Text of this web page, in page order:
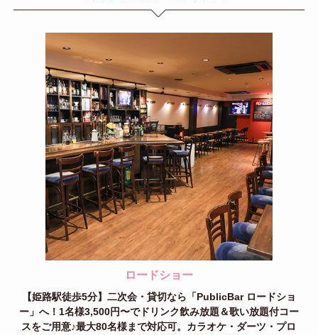
ロードショー
【姫路駅徒歩5分】二次会・貸切なら「PublicBar ロードショ
ー」へ！1名様3,500円〜でドリンク飲み放題＆歌い放題付コー
スをご用意♪最大80名様まで対応可。カラオケ・ダーツ・プロ